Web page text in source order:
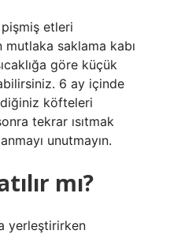
etleri
saklama kabı
göre küçük
6 ay içinde
köfteleri
tekrar ısıtmak
unutmayın.
mı?
yerleştirirken